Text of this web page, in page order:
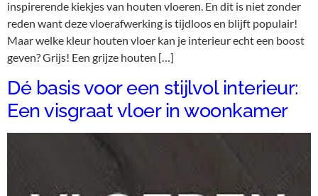
inspirerende kiekjes van houten vloeren. En dit is niet zonder
reden want deze vloerafwerking is tijdloos en blijft populair!
Maar welke kleur houten vloer kan je interieur echt een boost
geven? Grijs! Een grijze houten […]
Dé basis voor een stijlvol interieur:
Een visgraat vloer in woonkamer